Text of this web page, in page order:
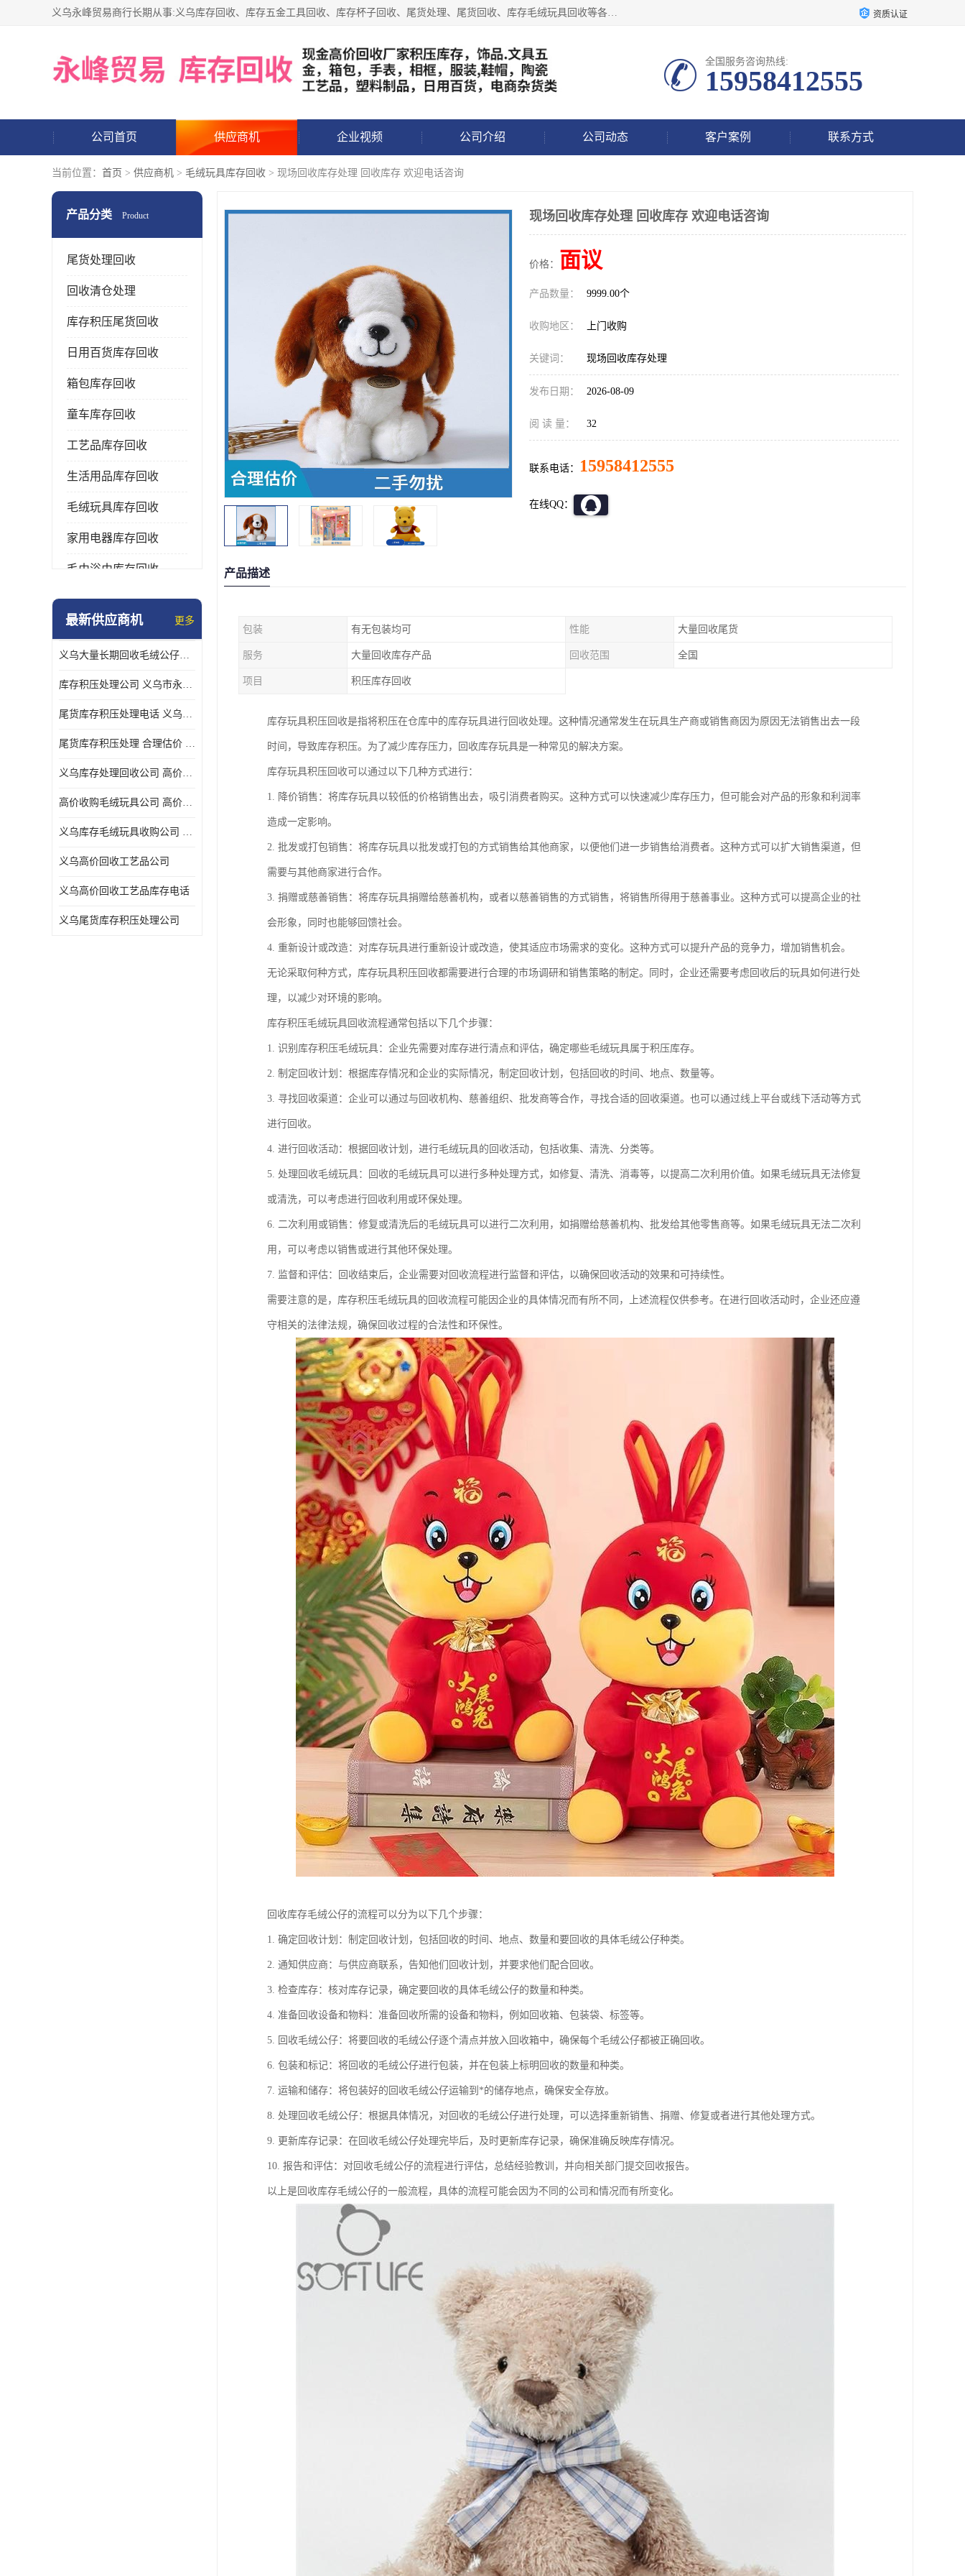
义乌永峰贸易商行长期从事:义乌库存回收、库存五金工具回收、库存杯子回收、尾货处理、尾货回收、库存毛绒玩具回收等各类产品库存回收，我们一直秉承：“，专业收购，价格从优，互惠互利，现金交易，价格公道”七大原则。欢迎有库存处理的老板来电洽谈! 资质认证
全国服务咨询热线:
15958412555
公司首页 供应商机 企业视频 公司介绍 公司动态 客户案例 联系方式
当前位置： 首页 > 供应商机 > 毛绒玩具库存回收 > 现场回收库存处理 回收库存 欢迎电话咨询
产品分类 Product
尾货处理回收
回收清仓处理
库存积压尾货回收
日用百货库存回收
箱包库存回收
童车库存回收
工艺品库存回收
生活用品库存回收
毛绒玩具库存回收
家用电器库存回收
毛巾浴巾库存回收
水杯保温杯库存回收
五金工具库存回收
库存厨具回收
最新供应商机 更多
义乌大量长期回收毛绒公仔公司 高价回收库存积压 高价回收 欢迎电话咨询
库存积压处理公司 义乌市永峰贸易商行
尾货库存积压处理电话 义乌市永峰贸易商行
尾货库存积压处理 合理估价 量大量小均可
义乌库存处理回收公司 高价回收库存积压 大量尾货回收
高价收购毛绒玩具公司 高价回收库存积压 回收库存 二手勿扰
义乌库存毛绒玩具收购公司 高价回收库存积压 义乌市永峰贸易商行
义乌高价回收工艺品公司
义乌高价回收工艺品库存电话
义乌尾货库存积压处理公司
现场回收库存处理 回收库存 欢迎电话咨询
价格： 面议
产品数量： 9999.00个
收购地区： 上门收购
关键词： 现场回收库存处理
发布日期： 2026-08-09
阅 读 量： 32
联系电话： 15958412555
在线QQ：
产品描述
包装 有无包装均可 性能 大量回收尾货
服务 大量回收库存产品 回收范围 全国
项目 积压库存回收
库存玩具积压回收是指将积压在仓库中的库存玩具进行回收处理。这种情况通常发生在玩具生产商或销售商因为原因无法销售出去一段
时间，导致库存积压。为了减少库存压力，回收库存玩具是一种常见的解决方案。
库存玩具积压回收可以通过以下几种方式进行：
1. 降价销售：将库存玩具以较低的价格销售出去，吸引消费者购买。这种方式可以快速减少库存压力，但可能会对产品的形象和利润率
造成一定影响。
2. 批发或打包销售：将库存玩具以批发或打包的方式销售给其他商家，以便他们进一步销售给消费者。这种方式可以扩大销售渠道，但
需要与其他商家进行合作。
3. 捐赠或慈善销售：将库存玩具捐赠给慈善机构，或者以慈善销售的方式销售，将销售所得用于慈善事业。这种方式可以提高企业的社
会形象，同时也能够回馈社会。
4. 重新设计或改造：对库存玩具进行重新设计或改造，使其适应市场需求的变化。这种方式可以提升产品的竞争力，增加销售机会。
无论采取何种方式，库存玩具积压回收都需要进行合理的市场调研和销售策略的制定。同时，企业还需要考虑回收后的玩具如何进行处
理，以减少对环境的影响。
库存积压毛绒玩具回收流程通常包括以下几个步骤：
1. 识别库存积压毛绒玩具：企业先需要对库存进行清点和评估，确定哪些毛绒玩具属于积压库存。
2. 制定回收计划：根据库存情况和企业的实际情况，制定回收计划，包括回收的时间、地点、数量等。
3. 寻找回收渠道：企业可以通过与回收机构、慈善组织、批发商等合作，寻找合适的回收渠道。也可以通过线上平台或线下活动等方式
进行回收。
4. 进行回收活动：根据回收计划，进行毛绒玩具的回收活动，包括收集、清洗、分类等。
5. 处理回收毛绒玩具：回收的毛绒玩具可以进行多种处理方式，如修复、清洗、消毒等，以提高二次利用价值。如果毛绒玩具无法修复
或清洗，可以考虑进行回收利用或环保处理。
6. 二次利用或销售：修复或清洗后的毛绒玩具可以进行二次利用，如捐赠给慈善机构、批发给其他零售商等。如果毛绒玩具无法二次利
用，可以考虑以销售或进行其他环保处理。
7. 监督和评估：回收结束后，企业需要对回收流程进行监督和评估，以确保回收活动的效果和可持续性。
需要注意的是，库存积压毛绒玩具的回收流程可能因企业的具体情况而有所不同，上述流程仅供参考。在进行回收活动时，企业还应遵
守相关的法律法规，确保回收过程的合法性和环保性。
回收库存毛绒公仔的流程可以分为以下几个步骤：
1. 确定回收计划：制定回收计划，包括回收的时间、地点、数量和要回收的具体毛绒公仔种类。
2. 通知供应商：与供应商联系，告知他们回收计划，并要求他们配合回收。
3. 检查库存：核对库存记录，确定要回收的具体毛绒公仔的数量和种类。
4. 准备回收设备和物料：准备回收所需的设备和物料，例如回收箱、包装袋、标签等。
5. 回收毛绒公仔：将要回收的毛绒公仔逐个清点并放入回收箱中，确保每个毛绒公仔都被正确回收。
6. 包装和标记：将回收的毛绒公仔进行包装，并在包装上标明回收的数量和种类。
7. 运输和储存：将包装好的回收毛绒公仔运输到*的储存地点，确保安全存放。
8. 处理回收毛绒公仔：根据具体情况，对回收的毛绒公仔进行处理，可以选择重新销售、捐赠、修复或者进行其他处理方式。
9. 更新库存记录：在回收毛绒公仔处理完毕后，及时更新库存记录，确保准确反映库存情况。
10. 报告和评估：对回收毛绒公仔的流程进行评估，总结经验教训，并向相关部门提交回收报告。
以上是回收库存毛绒公仔的一般流程，具体的流程可能会因为不同的公司和情况而有所变化。